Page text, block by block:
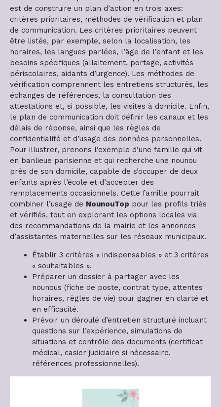
est de construire un plan d’action en trois axes:
critères prioritaires, méthodes de vérification et plan
de communication. Les critères prioritaires peuvent
être listés, par exemple, selon la localisation, les
horaires, les langues parlées, l’âge de l’enfant et les
besoins spécifiques (allaitement, portage, activités
périscolaires, aidants d’urgence). Les méthodes de
vérification comprennent les entretiens structurés, les
échanges de références, la consultation des
attestations et, si possible, les visites à domicile. Enfin,
le plan de communication doit définir les canaux et les
délais de réponse, ainsi que les règles de
confidentialité et d’usage des données personnelles.
Pour illustrer, prenons l’exemple d’une famille qui vit
en banlieue parisienne et qui recherche une nounou
près de son domicile, capable de s’occuper de deux
enfants après l’école et d’accepter des
remplacements occasionnels. Cette famille pourrait
combiner l’usage de NounouTop pour les profils triés
et vérifiés, tout en explorant les options locales via
des recommandations de la mairie et les annonces
d’assistantes maternelles sur les réseaux municipaux.
Établir 3 critères « indispensables » et 3 critères
« souhaitables ».
Préparer un dossier à partager avec les
nounous (fiche de poste, contrat type, attentes
horaires, règles de vie) pour gagner en clarté et
en efficacité.
Prévoir un déroulé d’entretien structuré incluant
questions sur l’expérience, simulations de
situations et contrôle des documents (certificat
médical, casier judiciaire si nécessaire,
références professionnelles).